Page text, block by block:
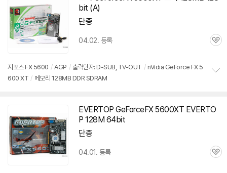
bit (A)
단종
04.02. 등록
관
지포스 FX 5600 / AGP / 출력단자: D-SUB, TV-OUT / nVidia GeForce FX 5
600 XT / 메모리 128MB DDR SDRAM
치
EVERTOP GeForceFX5600XT EVERTO
P 128M 64bit
단종
04.01. 등록
관